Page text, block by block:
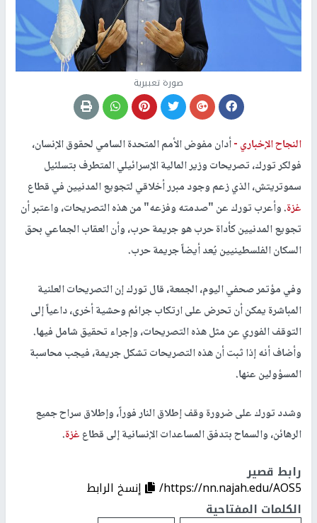
صورة تعبيرية
النجاح الإخباري -أدان مفوض الأمم المتحدة السامي لحقوق الإنسان،
فولكر تورك، تصريحات وزير المالية الإسرائيلي المتطرف بتسلئيل
سموتريتش، الذي زعم وجود مبرر أخلاقي لتجويع المدنيين في قطاع
غزة. وأعرب تورك عن "صدمته وفزعه" من هذه التصريحات، واعتبر أن
تجويع المدنيين كأداة حرب هو جريمة حرب، وأن العقاب الجماعي بحق
السكان الفلسطينيين يُعد أيضاً جريمة حرب.
وفي مؤتمر صحفي اليوم، الجمعة، قال تورك إن التصريحات العلنية
المباشرة يمكن أن تحرض على ارتكاب جرائم وحشية أخرى، داعياً إلى
التوقف الفوري عن مثل هذه التصريحات، وإجراء تحقيق شامل فيها.
وأضاف أنه إذا ثبت أن هذه التصريحات تشكل جريمة، فيجب محاسبة
المسؤولين عنها.
وشدد تورك على ضرورة وقف إطلاق النار فوراً، وإطلاق سراح جميع
الرهائن، والسماح بتدفق المساعدات الإنسانية إلى قطاعغزة.
رابط قصير
https://nn.najah.edu/AOS5/
إنسخ الرابط
الكلمات المفتاحية